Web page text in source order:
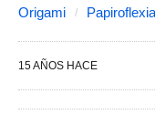
Origami Papiroflexia
15 AÑOS HACE